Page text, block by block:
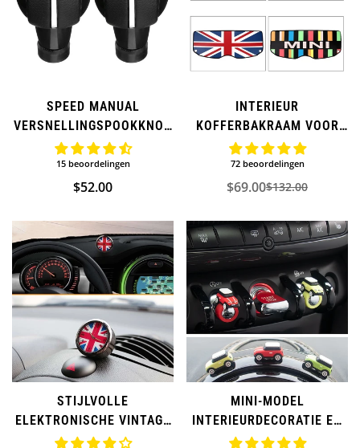
SPEED ​​MANUAL
VERSNELLINGSPOOKKNOP
SHIFTER VOOR MINI
COOPER
15 beoordelingen
Normale
$52.00
INTERIEUR
KOFFERBAKRAAM VOOR
MINI COOPER
72 beoordelingen
Verkoopprijs
$69.00Normale
$132.00
STIJLVOLLE
ELEKTRONISCHE VINTAGE
KLOK MET BRITSE VLAG
MINI-MODEL
INTERIEURDECORATIE EN
KNOPENAFDEKKING VOOR